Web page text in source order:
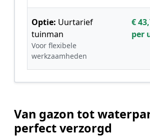
Optie: Uurtarief
tuinman
Voor flexibele
werkzaamheden
€
per
Van gazon tot
perfect verzorgd